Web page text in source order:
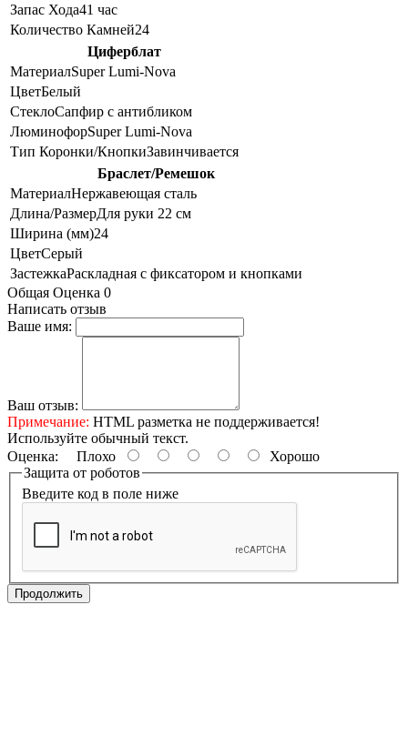
Запас Хода41 час
Количество Камней24
Циферблат
МатериалSuper Lumi-Nova
ЦветБелый
СтеклоСапфир с антибликом
ЛюминофорSuper Lumi-Nova
Тип Коронки/КнопкиЗавинчивается
Браслет/Ремешок
МатериалНержавеющая сталь
Длина/РазмерДля руки 22 см
Ширина (мм)24
ЦветСерый
ЗастежкаРаскладная с фиксатором и кнопками
Общая Оценка 0
Написать отзыв
Ваше имя:
Ваш отзыв:
Примечание: HTML разметка не поддерживается!
Используйте обычный текст.
Оценка: Плохо
Хорошо
Защита от роботов
Введите код в поле ниже
Продолжить